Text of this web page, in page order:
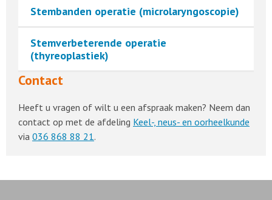
Stembanden operatie (microlaryngoscopie)
Stemverbeterende operatie
(thyreoplastiek)
Contact
Heeft u vragen of wilt u een afspraak maken? Neem dan
contact op met de afdeling Keel-, neus- en oorheelkunde
via 036 868 88 21.